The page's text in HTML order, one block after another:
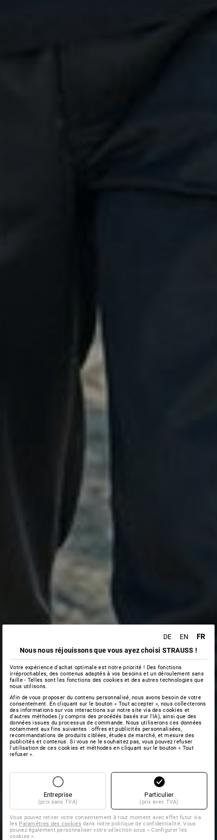
DE EN FR
Nous nous réjouissons que vous ayez choisi STRAUSS !
Votre expérience d'achat optimale est notre priorité ! Des fonctions
irréprochables, des contenus adaptés à vos besoins et un déroulement sans
faille - Telles sont les fonctions des cookies et des autres technologies que
nous utilisons.
Afin de vous proposer du contenu personnalisé, nous avons besoin de votre
consentement. En cliquant sur le bouton « Tout accepter », nous collecterons
des informations sur vos interactions sur notre site via des cookies et
d'autres méthodes (y compris des procédés basés sur l'IA), ainsi que des
données issues du processus de commande. Nous utiliserons ces données
notamment aux fins suivantes : offres et publicités personnalisées,
recommandations de produits ciblées, études de marché, et mesure des
publicités et contenus. Si vous ne le souhaitez pas, vous pouvez refuser
l'utilisation de ces cookies et méthodes en cliquant sur le bouton « Tout
refuser ».
Entreprise
(prix sans TVA)
Particulier
(prix avec TVA)
Vous pouvez retirer votre consentement à tout moment avec effet futur via
les Paramètres des cookies dans notre politique de confidentialité. Vous
pouvez également personnaliser votre sélection sous « Configurer les
cookies ».